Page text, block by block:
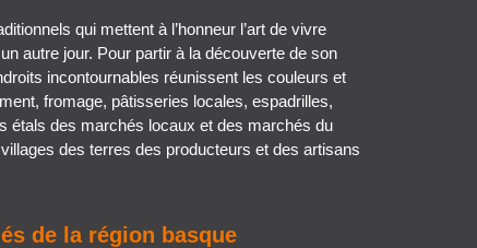
qui mettent à l’honneur l’art de vivre
autre jour. Pour partir à la découverte de son
incontournables réunissent les couleurs et
fromage, pâtisseries locales, espadrilles,
étals des marchés locaux et des marchés du
des terres des producteurs et des artisans
de la région basque